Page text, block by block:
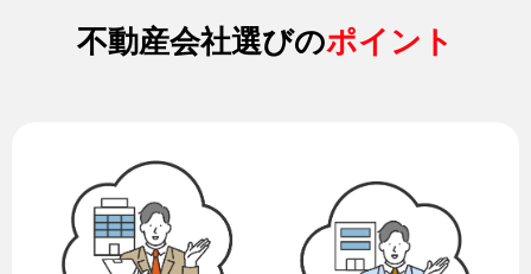
不動産会社選びのポイント